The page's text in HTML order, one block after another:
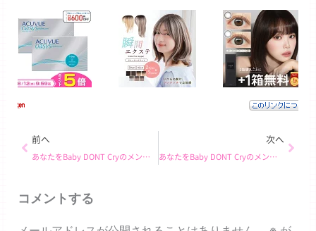
Prev
前へ
あなたをBaby DONT Cryのメンバーに例えると… イヒョン
次へ
あなたをBaby DONT Cryのメンバーに例えると… ミア
コメントする